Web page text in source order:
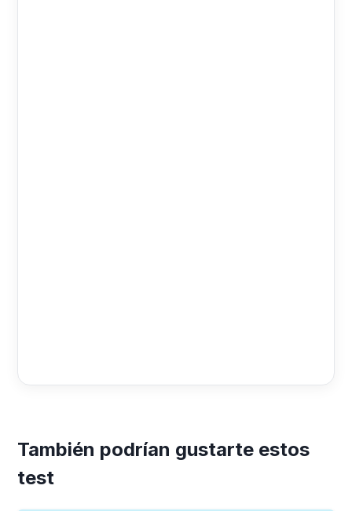
También podrían gustarte estos
test